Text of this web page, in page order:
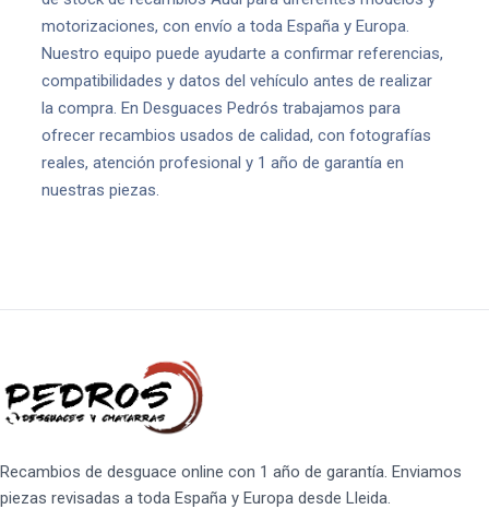
motorizaciones, con envío a toda España y Europa.
Nuestro equipo puede ayudarte a confirmar referencias,
compatibilidades y datos del vehículo antes de realizar
la compra. En Desguaces Pedrós trabajamos para
ofrecer recambios usados de calidad, con fotografías
reales, atención profesional y 1 año de garantía en
nuestras piezas.
Recambios de desguace online con 1 año de garantía. Enviamos
piezas revisadas a toda España y Europa desde Lleida.